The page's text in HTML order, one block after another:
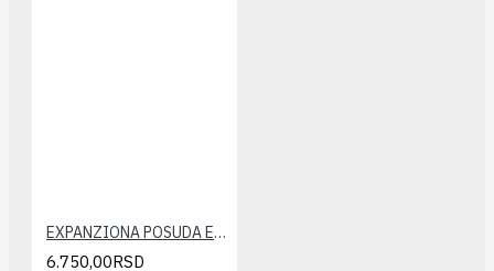
EXPANZIONA POSUDA ELBI 35 LIT.
6.750,00RSD